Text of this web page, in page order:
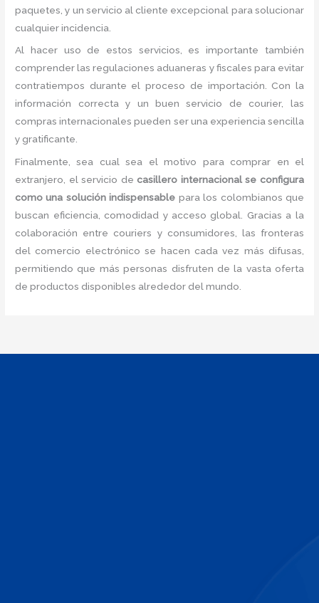
paquetes, y un servicio al cliente excepcional para solucionar
cualquier incidencia.
Al hacer uso de estos servicios, es importante también
comprender las regulaciones aduaneras y fiscales para evitar
contratiempos durante el proceso de importación. Con la
información correcta y un buen servicio de courier, las
compras internacionales pueden ser una experiencia sencilla
y gratificante.
Finalmente, sea cual sea el motivo para comprar en el
extranjero, el servicio de casillero internacional se configura
como una solución indispensable para los colombianos que
buscan eficiencia, comodidad y acceso global. Gracias a la
colaboración entre couriers y consumidores, las fronteras
del comercio electrónico se hacen cada vez más difusas,
permitiendo que más personas disfruten de la vasta oferta
de productos disponibles alrededor del mundo.